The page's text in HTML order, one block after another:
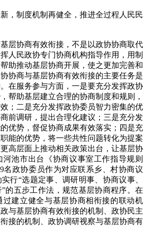
制度机制再健全，推进全过程人民民
协商有效衔接，不是以政协协商取代
人民政协专门协商机构指导作用，用制
助推动基层协商开展，使之更加完善和
协商与基层协商有效衔接的主要任务是
在服务参与方面，一是要充分发挥政协
帮助基层建立合理的协商制度和规则，
；二是充分发挥政协委员智力密集的优
前调研，提出合理化建议；三是充分发
优势，督促协商成果有效落实；四是充
能的优势，将一些共性问题转化为提案
高层面上推动相关政策出台，让基层协
池市出台《协商议事室工作指导规则
名政协委员作为对应联系乡、村协商议
行“选题定事、调研明事、协商议事、
的五步工作法，规范基层协商程序。在
过建立健全与基层协商相衔接的联动机
与基层协商有效衔接的机制、政协民主
接的机制、政协调研视察与基层协商有